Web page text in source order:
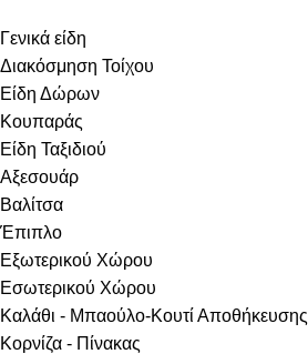
Γενικά είδη
Διακόσμηση Τοίχου
Είδη Δώρων
Κουπαράς
Είδη Ταξιδιού
Αξεσουάρ
Βαλίτσα
Έπιπλο
Εξωτερικού Χώρου
Εσωτερικού Χώρου
Καλάθι - Μπαούλο-Κουτί Αποθήκευσης
Κορνίζα - Πίνακας